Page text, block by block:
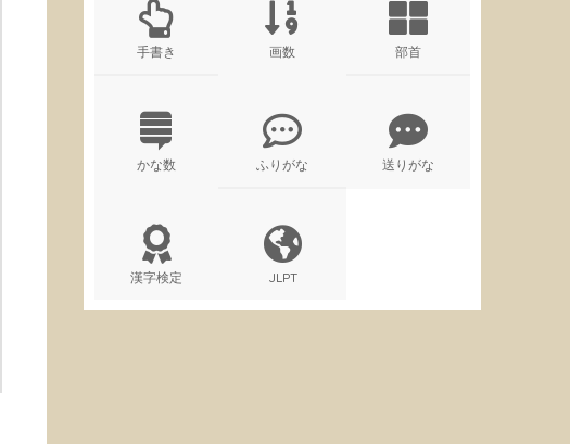
手書き 画数 部首
かな数 ふりがな 送りがな
漢字検定 JLPT